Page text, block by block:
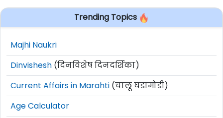
Trending Topics
Majhi Naukri
Dinvishesh (दिनविशेष दिनदर्शिका)
Current Affairs in Marahti (चालू घडामोडी)
Age Calculator